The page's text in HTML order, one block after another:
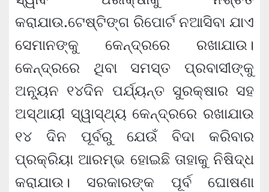
କରାଯାଉ.ଟେଷ୍ଟିଙ୍ଗ ରିପୋର୍ଟ ନଆସିବା ଯାଏ
ସେମାନଙ୍କୁ କେନ୍ଦ୍ରରେ ରଖାଯାଉ।
କେନ୍ଦ୍ରରେ ଥିବା ସମସ୍ତ ପ୍ରବାସୀଙ୍କୁ
ଅନ୍ୟୂନ ୧୪ଦିନ ପର୍ଯ୍ୟନ୍ତ ସୁରକ୍ଷାର ସହ
ଅସ୍ଥାୟୀ ସ୍ୱାସ୍ଥ୍ୟ କେନ୍ଦ୍ରରେ ରଖାଯାଉ
୧୪ ଦିନ ପୂର୍ବରୁ ଯେଉଁ ବିଦା କରିବାର
ପ୍ରକ୍ରିୟା ଆରମ୍ଭ ହୋଇଛି ତାହାକୁ ନିଷିଦ୍ଧ
କରାଯାଉ। ସରକାରଙ୍କ ପୂର୍ବ ଘୋଷଣା